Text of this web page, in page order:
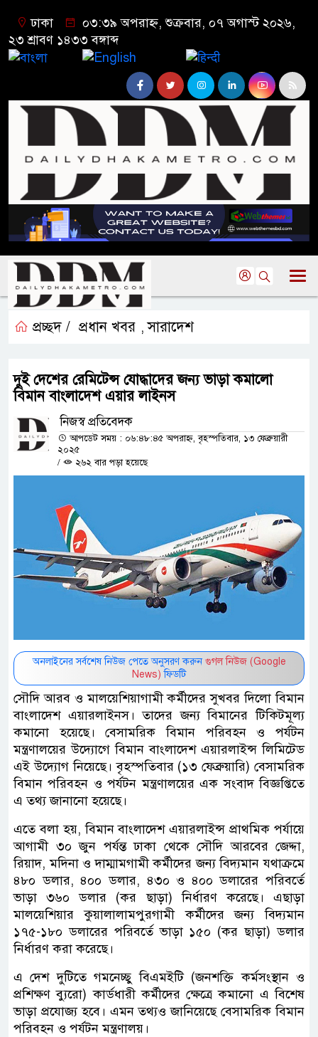
ঢাকা
০৩:৩৯ অপরাহ্ন, শুক্রবার, ০৭ অগাস্ট ২০২৬,
২৩ শ্রাবণ ১৪৩৩ বঙ্গাব্দ
প্রচ্ছদ / প্রধান খবর ,সারাদেশ
দুই দেশের রেমিটেন্স যোদ্ধাদের জন্য ভাড়া কমালো
বিমান বাংলাদেশ এয়ার লাইনস
নিজস্ব প্রতিবেদক
আপডেট সময় : ০৬:৪৮:৪৫ অপরাহ্ন, বৃহস্পতিবার, ১৩ ফেব্রুয়ারী
২০২৫
/
২৬২ বার পড়া হয়েছে
অনলাইনের সর্বশেষ নিউজ পেতে অনুসরণ করুন গুগল নিউজ (Google
News) ফিডটি
সৌদি আরব ও মালয়েশিয়াগামী কর্মীদের সুখবর দিলো বিমান
বাংলাদেশ এয়ারলাইনস। তাদের জন্য বিমানের টিকিটমূল্য
কমানো হয়েছে। বেসামরিক বিমান পরিবহন ও পর্যটন
মন্ত্রণালয়ের উদ্যোগে বিমান বাংলাদেশ এয়ারলাইন্স লিমিটেড
এই উদ্যোগ নিয়েছে। বৃহস্পতিবার (১৩ ফেব্রুয়ারি) বেসামরিক
বিমান পরিবহন ও পর্যটন মন্ত্রণালয়ের এক সংবাদ বিজ্ঞপ্তিতে
এ তথ্য জানানো হয়েছে।
এতে বলা হয়, বিমান বাংলাদেশ এয়ারলাইন্স প্রাথমিক পর্যায়ে
আগামী ৩০ জুন পর্যন্ত ঢাকা থেকে সৌদি আরবের জেদ্দা,
রিয়াদ, মদিনা ও দাম্মামগামী কর্মীদের জন্য বিদ্যমান যথাক্রমে
৪৮০ ডলার, ৪০০ ডলার, ৪৩০ ও ৪০০ ডলারের পরিবর্তে
ভাড়া ৩৬০ ডলার (কর ছাড়া) নির্ধারণ করেছে। এছাড়া
মালয়েশিয়ার কুয়ালালামপুরগামী কর্মীদের জন্য বিদ্যমান
১৭৫-১৮০ ডলারের পরিবর্তে ভাড়া ১৫০ (কর ছাড়া) ডলার
নির্ধারণ করা করেছে।
এ দেশ দুটিতে গমনেচ্ছু বিএমইটি (জনশক্তি কর্মসংস্থান ও
প্রশিক্ষণ ব্যুরো) কার্ডধারী কর্মীদের ক্ষেত্রে কমানো এ বিশেষ
ভাড়া প্রযোজ্য হবে। এমন তথ্যও জানিয়েছে বেসামরিক বিমান
পরিবহন ও পর্যটন মন্ত্রণালয়।